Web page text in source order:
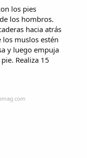
los pies
los hombros.
hacia atrás
los muslos estén
y luego empuja
Realiza 15